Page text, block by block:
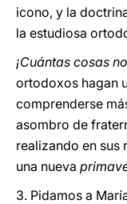
icono, y la
la estudiosa
¡Cuántas cosas
ortodoxos hagan
comprenderse
asombro de
realizando en sus
una nueva
3. Pidamos a